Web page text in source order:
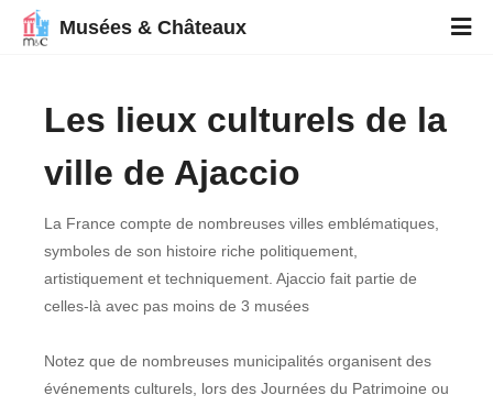
Musées & Châteaux
Les lieux culturels de la
ville de Ajaccio
La France compte de nombreuses villes emblématiques,
symboles de son histoire riche politiquement,
artistiquement et techniquement. Ajaccio fait partie de
celles-là avec pas moins de 3 musées
Notez que de nombreuses municipalités organisent des
événements culturels, lors des Journées du Patrimoine ou